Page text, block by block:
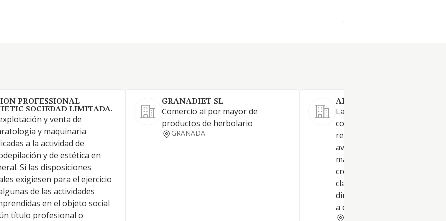
PROFESSIONAL
SOCIEDAD LIMITADA.
y venta de
y maquinaria
a la actividad de
y de estética en
Si las disposiciones
exigiesen para el ejercicio
de las actividades
en el objeto social
título profesional o
GRANADIET SL
Comercio al por mayor de
productos de herbolario
GRANADA
APVET SOCIEDAD
La Sociedad tiene por objeto:
comercialización de
relacionados con la
avicultura, agricultura,
maquinarias y utensilios. La
creación o promoción de
clase de empresas y
directa o indirectamente
a este fin